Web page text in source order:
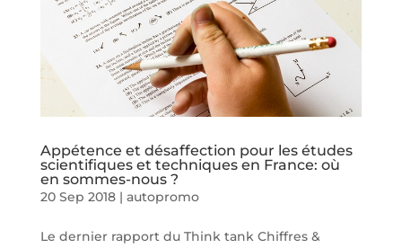
Appétence et désaffection pour les études
scientifiques et techniques en France: où
en sommes-nous ?
20 Sep 2018| autopromo
Le dernier rapport du Think tank Chiffres &